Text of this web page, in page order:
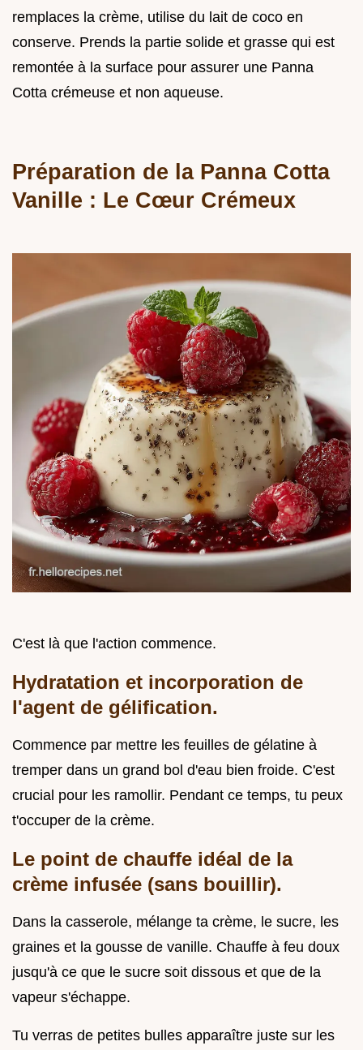
remplaces la crème, utilise du lait de coco en
conserve. Prends la partie solide et grasse qui est
remontée à la surface pour assurer une Panna
Cotta crémeuse et non aqueuse.
Préparation de la Panna Cotta
Vanille : Le Cœur Crémeux
C'est là que l'action commence.
Hydratation et incorporation de
l'agent de gélification.
Commence par mettre les feuilles de gélatine à
tremper dans un grand bol d'eau bien froide. C'est
crucial pour les ramollir. Pendant ce temps, tu peux
t'occuper de la crème.
Le point de chauffe idéal de la
crème infusée (sans bouillir).
Dans la casserole, mélange ta crème, le sucre, les
graines et la gousse de vanille. Chauffe à feu doux
jusqu'à ce que le sucre soit dissous et que de la
vapeur s'échappe.
Tu verras de petites bulles apparaître juste sur les